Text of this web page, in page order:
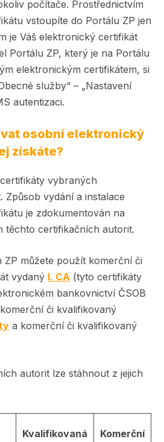
počítače. Prostřednictvím
vstoupíte do Portálu ZP jen
je Váš elektronický certifikát
Portálu ZP, který je na Portálu
elektronickým certifikátem, si
služby“ – „Nastavení
autentizaci.
osobní elektronický
získáte?
vybraných
vydání a instalace
je zdokumentován na
těchto certifikačních autorit.
ZP můžete použít komerční či
vydaný I. CA (tyto certifikáty
bankovnictví ČSOB
či kvalifikovaný
a komerční či kvalifikovaný
autorit lze stáhnout z jejich
Kvalifikovaná Komerční